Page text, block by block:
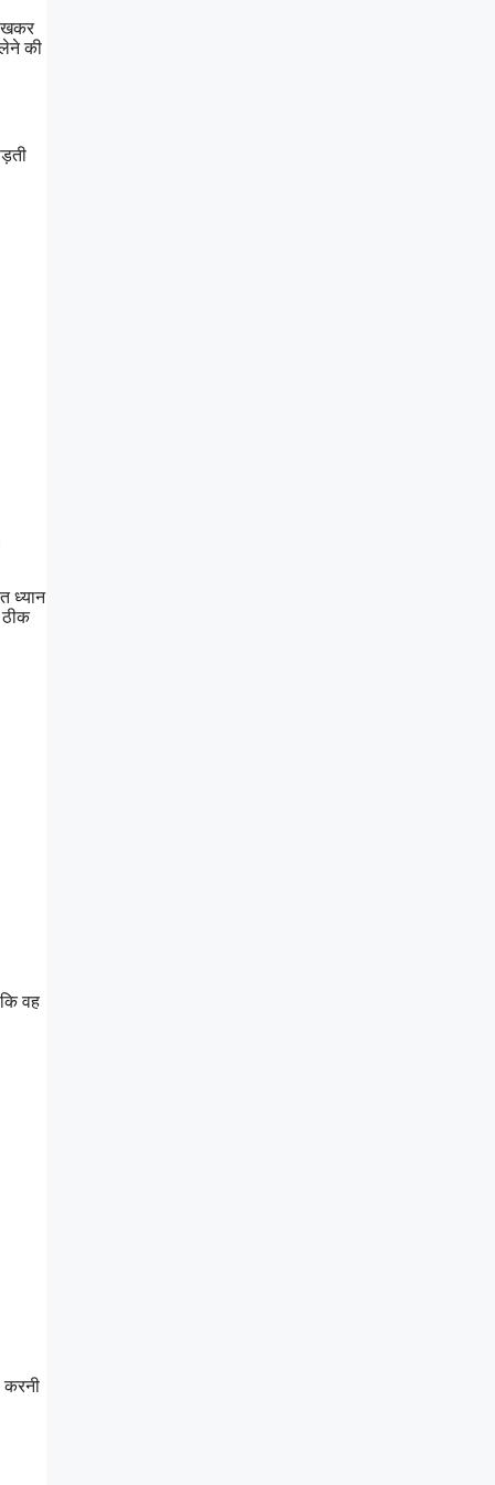
की
ध्यान
वह